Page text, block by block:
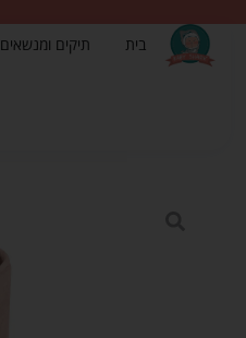
בית תיקים ומנשאים